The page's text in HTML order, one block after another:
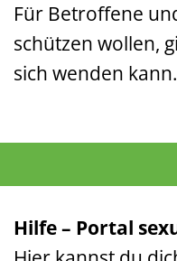
Für Betroffene
schützen wollen,
sich wenden
Hilfe – Portal